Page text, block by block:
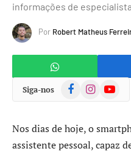
informações de
Por Robert Matheus
Siga-nos FacebookInstagramYouTube
Nos dias de hoje, o
assistente pessoal, capaz